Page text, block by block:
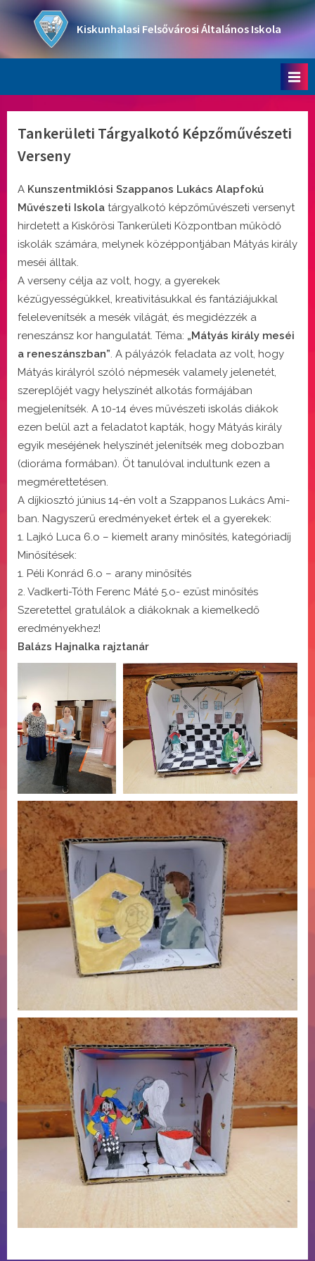
content
Kiskunhalasi Felsővárosi Általános Iskola
Tankerületi Tárgyalkotó Képzőművészeti
Verseny
A Kunszentmiklósi Szappanos Lukács Alapfokú
Művészeti Iskola tárgyalkotó képzőművészeti versenyt
hirdetett a Kiskőrösi Tankerületi Központban működő
iskolák számára, melynek középpontjában Mátyás király
meséi álltak.
A verseny célja az volt, hogy, a gyerekek
kézügyességükkel, kreativitásukkal és fantáziájukkal
felelevenítsék a mesék világát, és megidézzék a
reneszánsz kor hangulatát. Téma: „Mátyás király meséi
a reneszánszban”. A pályázók feladata az volt, hogy
Mátyás királyról szóló népmesék valamely jelenetét,
szereplőjét vagy helyszínét alkotás formájában
megjelenítsék. A 10-14 éves művészeti iskolás diákok
ezen belül azt a feladatot kapták, hogy Mátyás király
egyik meséjének helyszínét jelenítsék meg dobozban
(dioráma formában). Öt tanulóval indultunk ezen a
megmérettetésen.
A díjkiosztó június 14-én volt a Szappanos Lukács Ami-
ban. Nagyszerű eredményeket értek el a gyerekek:
1. Lajkó Luca 6.o – kiemelt arany minősítés, kategóriadíj
Minősítések:
1. Péli Konrád 6.o – arany minősítés
2. Vadkerti-Tóth Ferenc Máté 5.o- ezüst minősítés
Szeretettel gratulálok a diákoknak a kiemelkedő
eredményekhez!
​​​​​​​Balázs Hajnalka rajztanár